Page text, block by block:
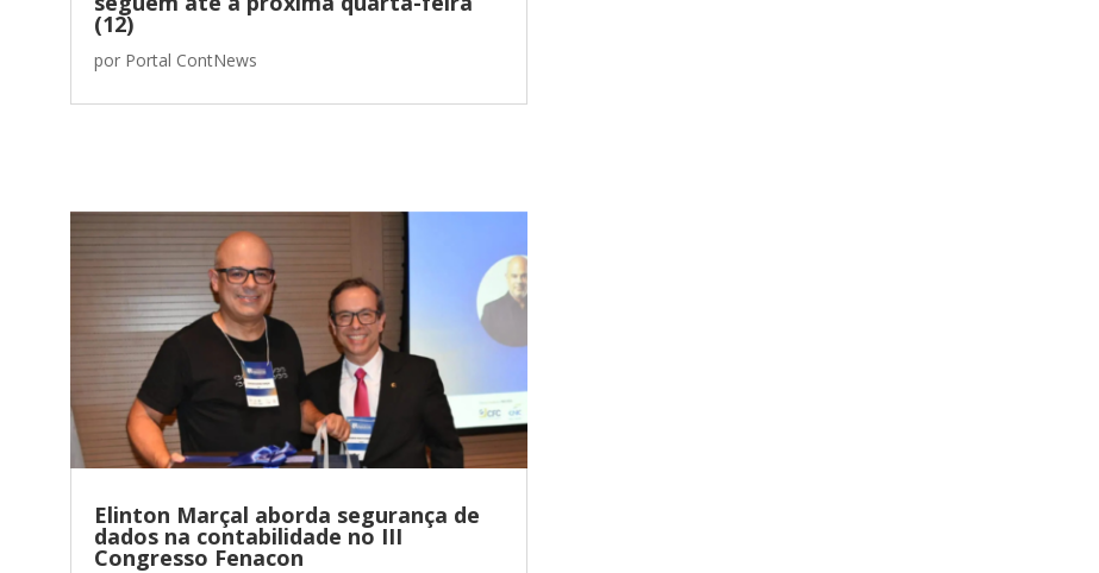
(12)
por Portal ContNews
Elinton Marçal aborda segurança de
dados na contabilidade no III
Congresso Fenacon